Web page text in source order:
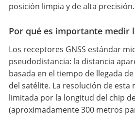
posición limpia y de alta precisión.
Por qué es importante medir
Los receptores GNSS estándar
pseudodistancia: la distancia
basada en el tiempo de llegada
del satélite. La resolución de esta
limitada por la longitud del chip
(aproximadamente 300 metros